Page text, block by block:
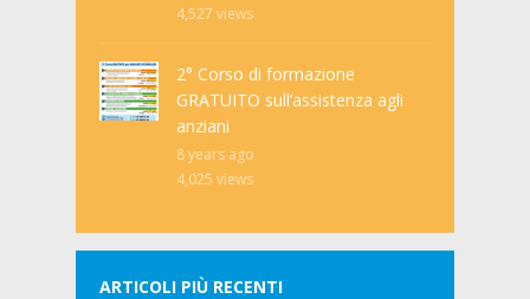
4,527 views
2° Corso di formazione
GRATUITO sull’assistenza agli
anziani
8 years ago
4,025 views
ARTICOLI PIÙ RECENTI